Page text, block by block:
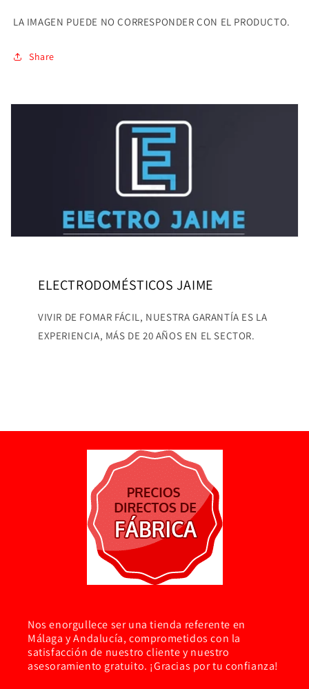
LA IMAGEN PUEDE NO CORRESPONDER CON EL PRODUCTO.
Share
ELECTRODOMÉSTICOS JAIME
VIVIR DE FOMAR FÁCIL, NUESTRA GARANTÍA ES LA
EXPERIENCIA, MÁS DE 20 AÑOS EN EL SECTOR.
Nos enorgullece ser una tienda referente en
Málaga y Andalucía, comprometidos con la
satisfacción de nuestro cliente y nuestro
asesoramiento gratuito. ¡Gracias por tu confianza!